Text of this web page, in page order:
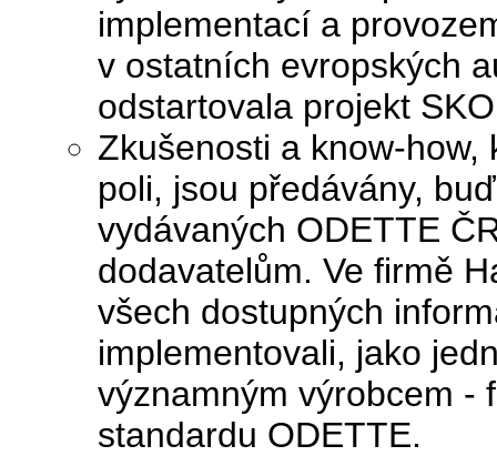
implementací a
v ostatních evropských
odstartovala projekt
Zkušenosti a know-
poli, jsou předávány,
vydávaných ODETTE
dodavatelům. Ve firmě
všech dostupných
implementovali, jako
významným výrobcem -
standardu ODETTE.